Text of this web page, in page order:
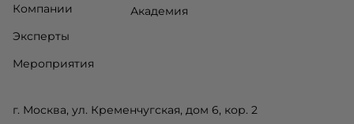
Компании
Эксперты
Мероприятия
Академия
г. Москва, ул. Кременчугская, дом 6, кор. 2